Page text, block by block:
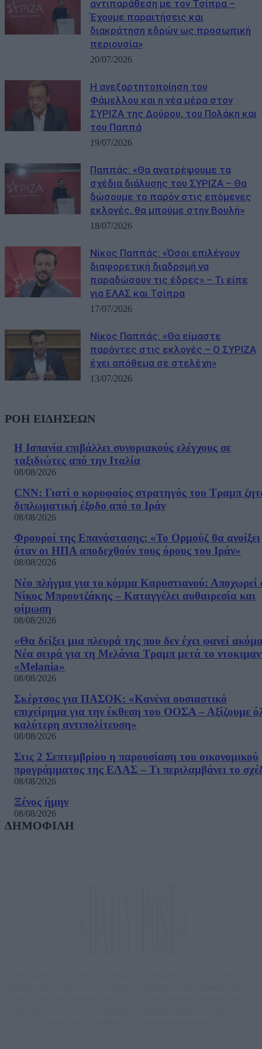
αντιπαράθεση με τον Τσίπρα –
Έχουμε παραιτήσεις και
διακράτηση εδρών ως προσωπική
περιουσία»
20/07/2026
Η ανεξαρτητοποίηση του
Φάμελλου και η νέα μέρα στον
ΣΥΡΙΖΑ της Δούρου, του Πολάκη και
του Παππά
19/07/2026
Παππάς: «Θα ανατρέψουμε τα
σχέδια διάλυσης του ΣΥΡΙΖΑ – Θα
δώσουμε το παρόν στις επόμενες
εκλογές, θα μπούμε στην Βουλή»
18/07/2026
Νίκος Παππάς: «Όσοι επιλέγουν
διαφορετική διαδρομή να
παραδώσουν τις έδρες» – Τι είπε
για ΕΛΑΣ και Τσίπρα
17/07/2026
Νίκος Παππάς: «Θα είμαστε
παρόντες στις εκλογές – Ο ΣΥΡΙΖΑ
έχει απόθεμα σε στελέχη»
13/07/2026
ΡΟΗ ΕΙΔΗΣΕΩΝ
Η Ισπανία επιβάλλει συνοριακούς ελέγχους σε
ταξιδιώτες από την Ιταλία
08/08/2026
CNN: Γιατί ο κορυφαίος στρατηγός του Τραμπ
διπλωματική έξοδο από το Ιράν
08/08/2026
Φρουροί της Επανάστασης: «Το Ορμούζ θα ανοίξει
όταν οι ΗΠΑ αποδεχθούν τους όρους του Ιράν»
08/08/2026
Νέο πλήγμα για το κόμμα Καρυστιανού: Αποχωρεί
Νίκος Μπρουτζάκης – Καταγγέλει αυθαιρεσία και
φίμωση
08/08/2026
«Θα δείξει μια πλευρά της που δεν έχει φανεί
Νέα σειρά για τη Μελάνια Τραμπ μετά το
«Melania»
08/08/2026
Σκέρτσος για ΠΑΣΟΚ: «Κανένα ουσιαστικό
επιχείρημα για την έκθεση του ΟΟΣΑ – Αξίζουμε
καλύτερη αντιπολίτευση»
08/08/2026
Στις 2 Σεπτεμβρίου η παρουσίαση του οικονομικού
προγράμματος της ΕΛΑΣ – Τι περιλαμβάνει το
08/08/2026
Ξένος ήμην
08/08/2026
ΔΗΜΟΦΙΛΗ